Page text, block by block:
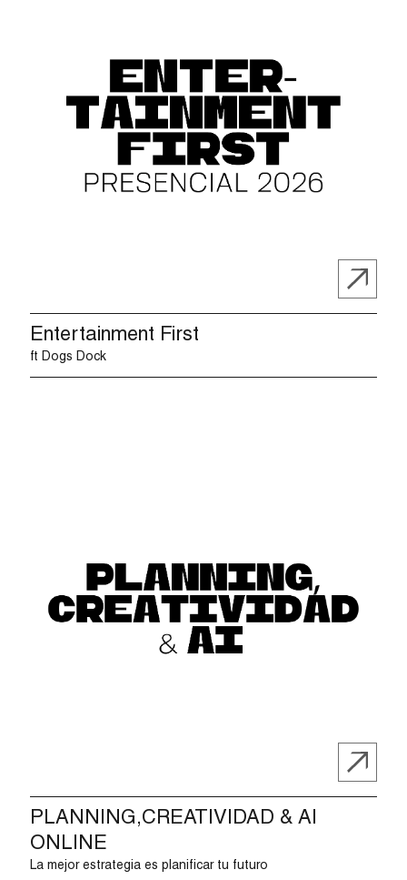
Entertainment First
ft Dogs Dock
PLANNING,CREATIVIDAD & AI
ONLINE
La mejor estrategia es planificar tu futuro